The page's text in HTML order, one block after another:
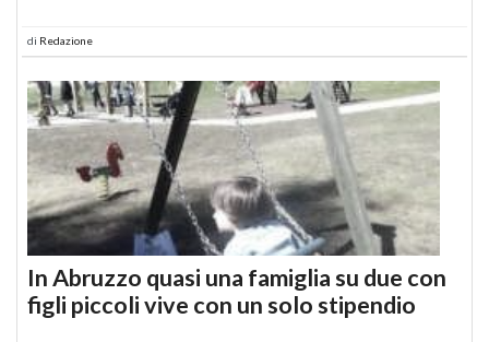
di Redazione
In Abruzzo quasi una famiglia su due con
figli piccoli vive con un solo stipendio